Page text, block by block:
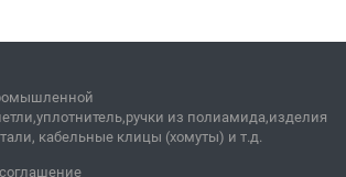
из полиамида,изделия
кабельные клицы (хомуты) и т.д.